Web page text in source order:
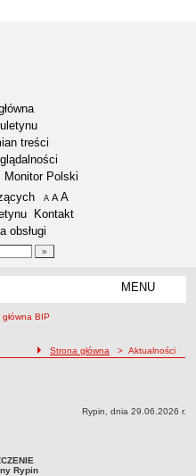
treści
Monitor Polski
A pomniejsz czcionkę
A standardowy rozmiar czcionki
A
Kontakt
obsługi
MENU
ścieżka nawigacji
Strona główna > Aktualności
Rypin, dnia 29.06.2026 r.
Rypin